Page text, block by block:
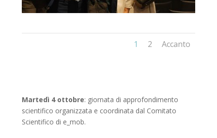
1 2 Accanto
Martedì 4 ottobre: giornata di approfondimento
scientifico organizzata e coordinata dal Comitato
Scientifico di e_mob.